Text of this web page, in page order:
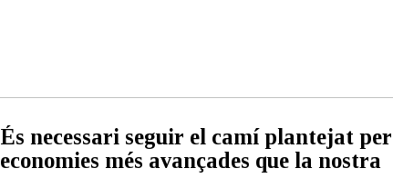
És necessari seguir el camí plantejat per
economies més avançades que la nostra